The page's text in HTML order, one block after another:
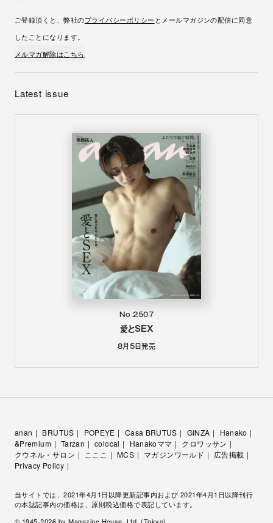
ご登録頂くと、弊社のプライバシーポリシー とメールマガジンの配信に同意
したことになります。
メルマガ解除はこちら
Latest issue
No.2507
愛とSEX
8月5日発売
anan BRUTUS POPEYE Casa BRUTUS GINZA
Hanako
&Premium
Tarzan colocal Hanakoママ
クロワッサン
クウネル・サロン
こここ MCS マガジンワールド
広告掲載
Privacy Policy
当サイトでは、2021年4月1日以降更新記事内および 2021年4月1日以降刊行
の本誌記事内の価格は、原則税込価格で表記しています。